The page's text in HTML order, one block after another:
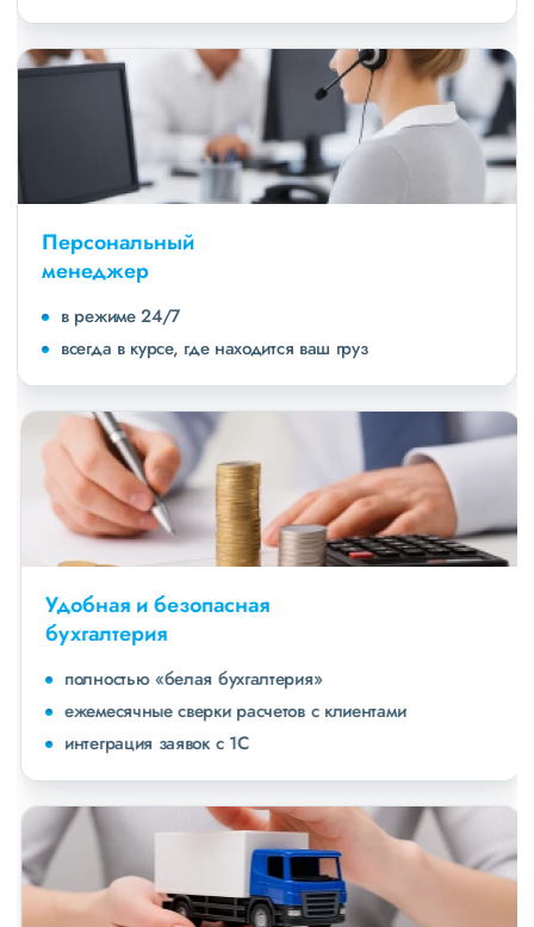
Персональный
менеджер
в режиме 24/7
всегда в курсе, где находится ваш груз
Удобная и безопасная
бухгалтерия
полностью «белая бухгалтерия»
ежемесячные сверки расчетов с клиентами
интеграция заявок с 1С